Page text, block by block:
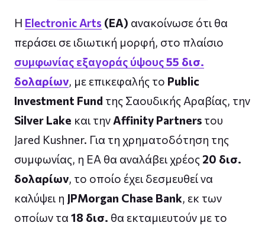
Η Electronic Arts (EA) ανακοίνωσε ότι θα
περάσει σε ιδιωτική μορφή, στο πλαίσιο
συμφωνίας εξαγοράς ύψους55 δισ.
δολαρίων, με επικεφαλής το Public
Investment Fund της Σαουδικής Αραβίας, την
Silver Lake και τηνAffinity Partners του
Jared Kushner. Για τη χρηματοδότηση της
συμφωνίας, η EA θα αναλάβει χρέος 20 δισ.
δολαρίων, το οποίο έχει δεσμευθεί να
καλύψει η JPMorgan Chase Bank, εκ των
οποίων τα 18 δισ. θα εκταμιευτούν με το